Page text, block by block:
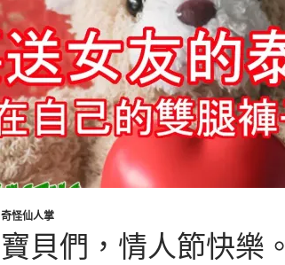
奇怪仙人掌
寶貝們，情人節快樂。